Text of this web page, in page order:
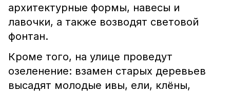
архитектурные формы, навесы и
лавочки, а также возводят световой
фонтан.
Кроме того, на улице проведут
озеленение: взамен старых деревьев
высадят молодые ивы, ели, клёны,